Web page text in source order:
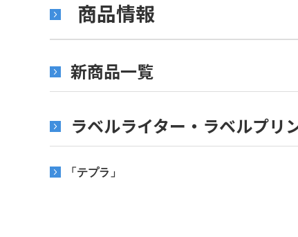
商品情報
新商品一覧
ラベルライター・ラベルプリ
「テプラ」